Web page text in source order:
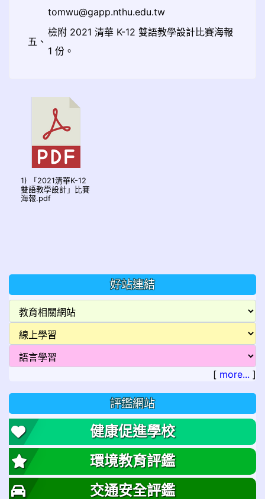
tomwu@gapp.nthu.edu.tw
五、
檢附 2021 清華 K-12 雙語教學設計比賽海報
1 份。
1) 「2021清華K-12
雙語教學設計」比賽
海報.pdf
好站連結
[ more... ]
評鑑網站
健康促進學校
環境教育評鑑
交通安全評鑑